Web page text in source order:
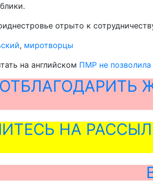
отрыто к
, миротворцы
на английском ПМР не
ОТБЛАГОДАРИТЬ
НА